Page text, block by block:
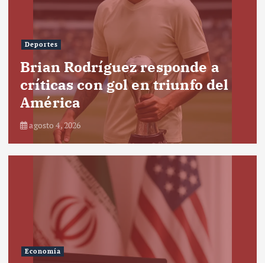
Deportes
Brian Rodríguez responde a
críticas con gol en triunfo del
América
agosto 4, 2026
Economía